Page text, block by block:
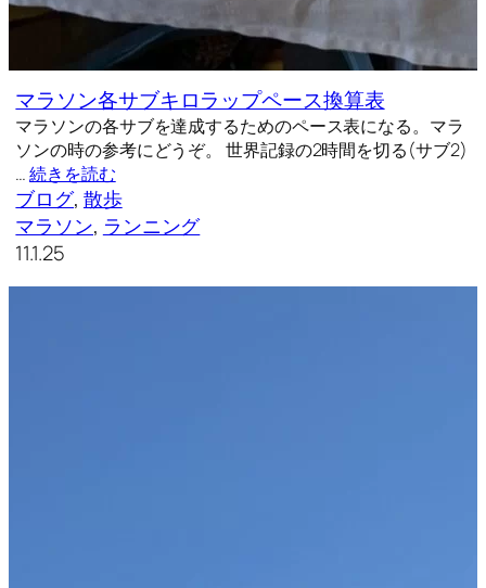
マラソン各サブキロラップペース換算表
マラソンの各サブを達成するためのペース表になる。マラ
ソンの時の参考にどうぞ。 世界記録の2時間を切る(サブ2)
…続きを読む
ブログ, 散歩
マラソン, ランニング
11.1.25